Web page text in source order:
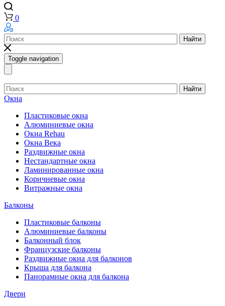
0
Найти
Toggle navigation
Найти
Окна
Пластиковые окна
Алюминиевые окна
Окна Rehau
Окна Века
Раздвижные окна
Нестандартные окна
Ламинированные окна
Коричневые окна
Витражные окна
Балконы
Пластиковые балконы
Алюминиевые балконы
Балконный блок
Французские балконы
Раздвижные окна для балконов
Крыша для балкона
Панорамные окна для балкона
Двери